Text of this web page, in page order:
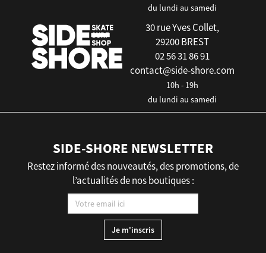
du lundi au samedi
30 rue Yves Collet,
29200 BREST
02 56 31 86 91
contact@side-shore.com
10h - 19h
du lundi au samedi
SIDE-SHORE NEWSLETTER
Restez informé des nouveautés, des promotions, de
l’actualités de nos boutiques :